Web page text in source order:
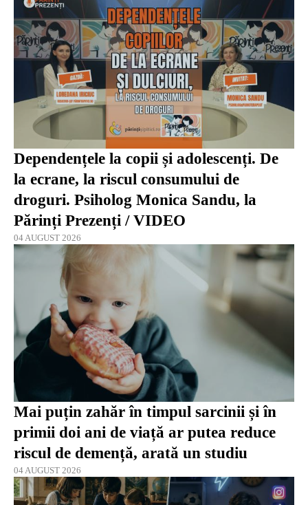
Dependențele la copii și adolescenți. De
la ecrane, la riscul consumului de
droguri. Psiholog Monica Sandu, la
Părinți Prezenți / VIDEO
04 AUGUST 2026
Mai puțin zahăr în timpul sarcinii și în
primii doi ani de viață ar putea reduce
riscul de demență, arată un studiu
04 AUGUST 2026